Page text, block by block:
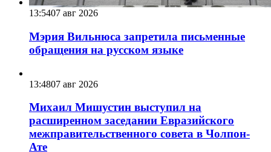
13:5407 авг 2026
Мэрия Вильнюса запретила письменные
обращения на русском языке
13:4807 авг 2026
Михаил Мишустин выступил на
расширенном заседании Евразийского
межправительственного совета в Чолпон-
Ате